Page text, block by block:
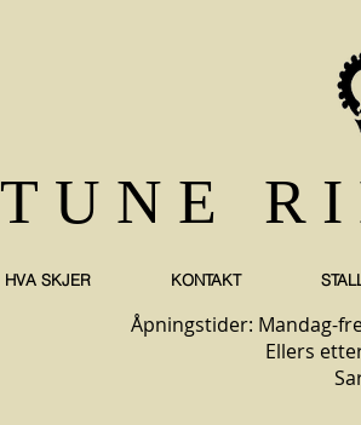
TUNE
HVA SKJER KONTAKT
Åpningstider: Mandag-
Ellers